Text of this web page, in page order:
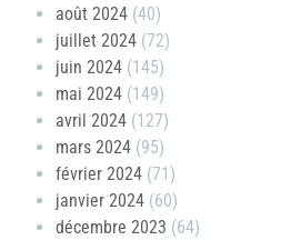
août 2024 (40)
juillet 2024 (72)
juin 2024 (145)
mai 2024 (149)
avril 2024 (127)
mars 2024 (95)
février 2024 (71)
janvier 2024 (60)
décembre 2023 (64)